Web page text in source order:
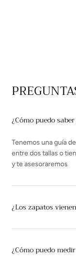
¿Cómo puedo
Tenemos una guía
entre dos tallas o
y te asesoraremos
¿Los zapatos
¿Cómo puedo